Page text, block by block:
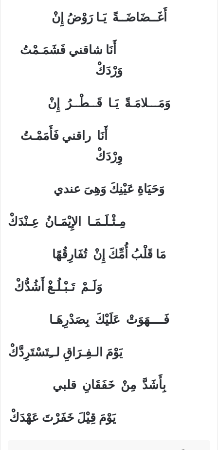
أَغَــضَاضَــةً يَـا رَوْضُ إِنْ
أَنَا شاقني فَشَمَـمْتُ
وَرْدَكْ
وَمَـــلامَـةً يَـا قَــطْــرُ إِنْ
أَنَا راقني فَأَمَمْـتُ
وِرْدَكْ
وَحَيَاةِ عَيْنِكَ وَهِىَ عندي
مِـثْـلَـمَـا الإِيْمَـانُ عِـنْدَكْ
مَا قَلْبُ أُمِّكَ إِنْ تُفَارِقُهًا
وَلَـمْ تَـبْـلُـغْ أَشُدُّكْ
فَــــهَوَتْ عَلَيْكَ بِصَدْرِهَـا
يَوْمَ الـفِـرَاقِ لــِتَسْتَرِدَّكْ
بِأَشَدَّ مِنْ خَفَقَانِ قلبي
يَوْمَ قِيْلَ خَفَرْتَ عَهْدَكْ